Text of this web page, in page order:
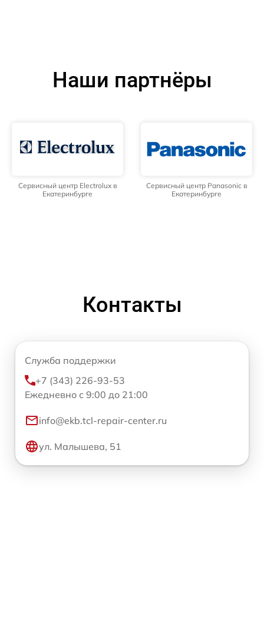
Наши партнёры
Сервисный центр Electrolux в
Екатеринбурге
Сервисный центр Panasonic в
Екатеринбурге
Контакты
Служба поддержки
+7 (343) 226-93-53
Ежедневно с 9:00 до 21:00
info@ekb.tcl-repair-center.ru
ул. Малышева, 51